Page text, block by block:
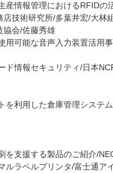
産情報管理におけるRFIDの
店技術研究所/多葉井宏/大林
協会/佐藤秀雄
用可能な音声入力装置活用
ド情報セキュリティ/日本
を利用した倉庫管理システ
を支援する製品のご紹介/
ルラベルプリンタ/富士通ア